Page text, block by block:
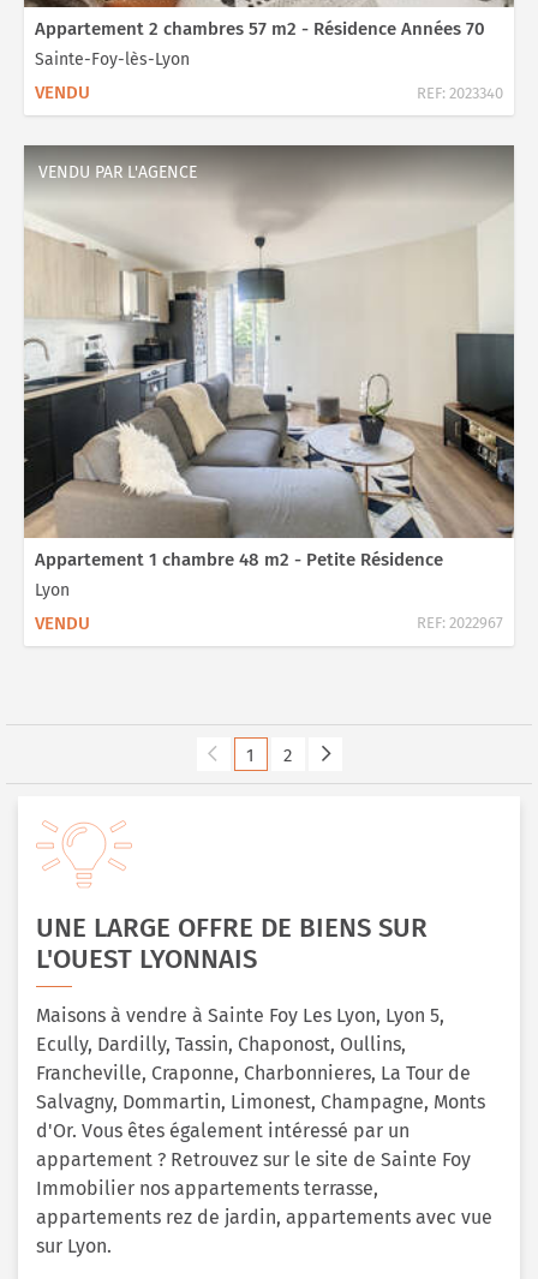
Appartement 2 chambres 57 m2 - Résidence Années 70
Sainte-Foy-lès-Lyon
VENDU REF: 2023340
VENDU PAR L'AGENCE
Appartement 1 chambre 48 m2 - Petite Résidence
Lyon
VENDU REF: 2022967
1 2
UNE LARGE OFFRE DE BIENS SUR
L'OUEST LYONNAIS
Maisons à vendre à Sainte Foy Les Lyon, Lyon 5,
Ecully, Dardilly, Tassin, Chaponost, Oullins,
Francheville, Craponne, Charbonnieres, La Tour de
Salvagny, Dommartin, Limonest, Champagne, Monts
d'Or. Vous êtes également intéressé par un
appartement ? Retrouvez sur le site de Sainte Foy
Immobilier nos appartements terrasse,
appartements rez de jardin, appartements avec vue
sur Lyon.